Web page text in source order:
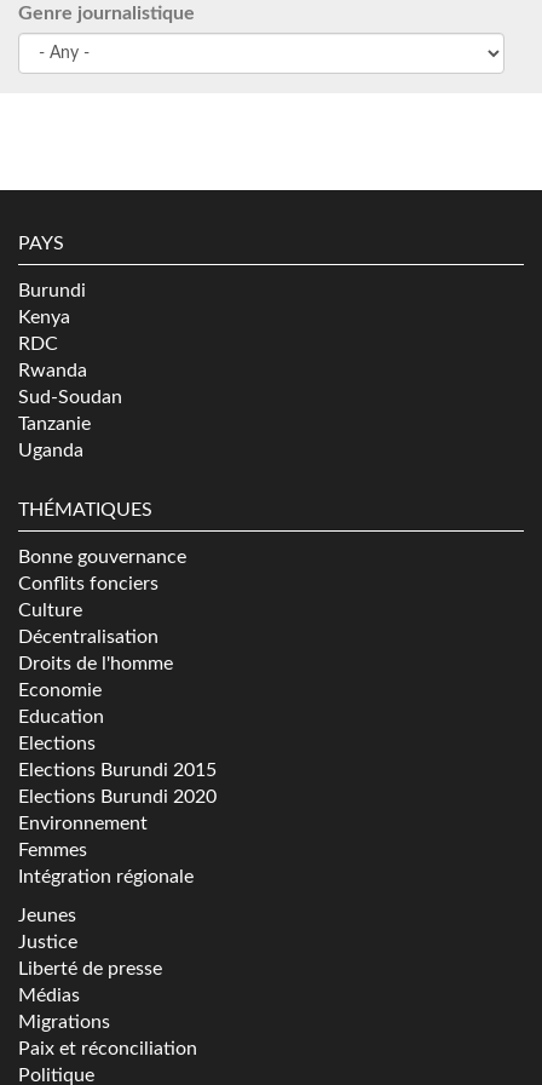
Genre journalistique
PAYS
Burundi
Kenya
RDC
Rwanda
Sud-Soudan
Tanzanie
Uganda
THÉMATIQUES
Bonne gouvernance
Conflits fonciers
Culture
Décentralisation
Droits de l'homme
Economie
Education
Elections
Elections Burundi 2015
Elections Burundi 2020
Environnement
Femmes
Intégration régionale
Jeunes
Justice
Liberté de presse
Médias
Migrations
Paix et réconciliation
Politique